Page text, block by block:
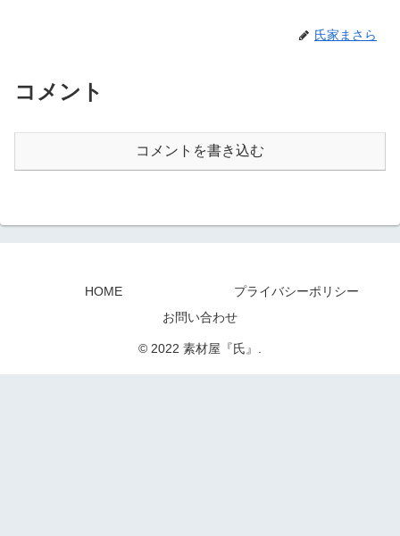
氏家まさら
コメント
コメントを書き込む
HOME
プライバシーポリシー
お問い合わせ
© 2022 素材屋『氏』.